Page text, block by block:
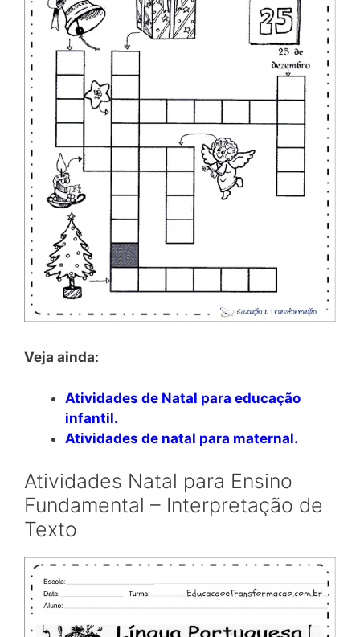
Veja ainda:
Atividades de Natal para educação
infantil.
Atividades de natal para maternal.
Atividades Natal para Ensino
Fundamental – Interpretação de
Texto